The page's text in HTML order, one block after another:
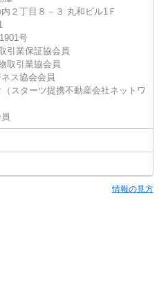
２丁目８－３ 丸和ビル1Ｆ
号
引業保証協会員
取引業協会員
ス協会会員
スターツ提携不動産会社ネットワ
情報の見方